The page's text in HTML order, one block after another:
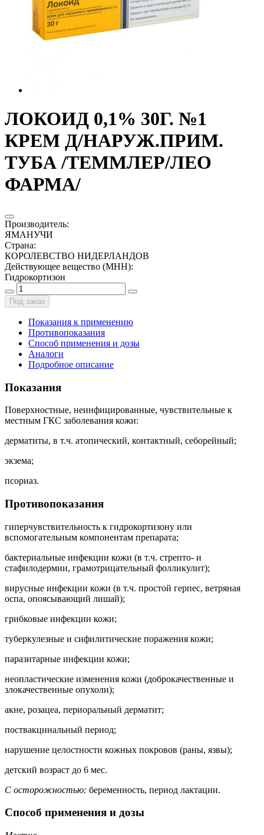
ЛОКОИД 0,1% 30Г. №1
КРЕМ Д/НАРУЖ.ПРИМ.
ТУБА /ТЕММЛЕР/ЛЕО
ФАРМА/
Производитель:
ЯМАНУЧИ
Страна:
КОРОЛЕВСТВО НИДЕРЛАНДОВ
Действующее вещество (МНН):
Гидрокортизон
Под заказ
Показания к применению
Противопоказания
Способ применения и дозы
Аналоги
Подробное описание
Показания
Поверхностные, неинфицированные, чувствительные к
местным ГКС заболевания кожи:
дерматиты, в т.ч. атопический, контактный, себорейный;
экзема;
псориаз.
Противопоказания
гиперчувствительность к гидрокортизону или
вспомогательным компонентам препарата;
бактериальные инфекции кожи (в т.ч. стрепто- и
стафилодермии, грамотрицательный фолликулит);
вирусные инфекции кожи (в т.ч. простой герпес, ветряная
оспа, опоясывающий лишай);
грибковые инфекции кожи;
туберкулезные и сифилитические поражения кожи;
паразитарные инфекции кожи;
неопластические изменения кожи (доброкачественные и
злокачественные опухоли);
акне, розацеа, периоральный дерматит;
поствакцинальный период;
нарушение целостности кожных покровов (раны, язвы);
детский возраст до 6 мес.
С осторожностью: беременность, период лактации.
Способ применения и дозы